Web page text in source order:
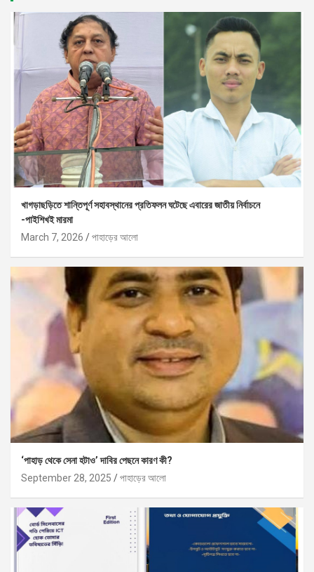
খাগড়াছড়িতে শান্তিপূর্ণ সহাবস্থানের প্রতিফলন ঘটেছে এবারের জাতীয় নির্বাচনে
-পাইশিখই মারমা
March 7, 2026
পাহাড়ের আলো
‘পাহাড় থেকে সেনা হটাও’ দাবির পেছনে কারণ কী?
September 28, 2025
পাহাড়ের আলো